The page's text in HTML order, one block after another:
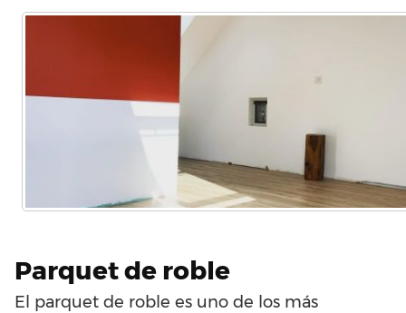
Parquet de roble
El parquet de roble es uno de los más